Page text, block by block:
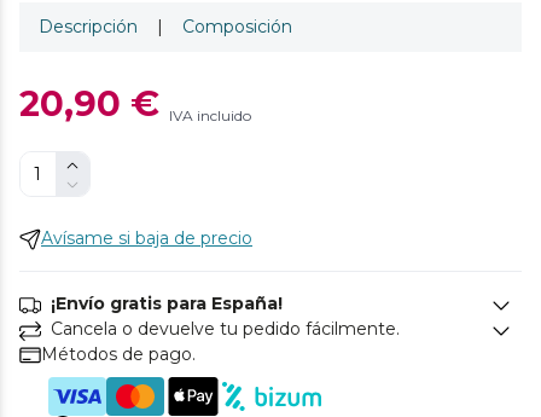
Descripción | Composición
20,90 € IVA incluido
Avísame si baja de precio
¡Envío gratis para España!
Cancela o devuelve tu pedido fácilmente.
Métodos de pago.